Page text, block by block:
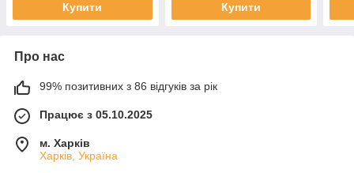
Купити Купити
Про нас
99% позитивних з 86 відгуків за рік
Працює з 05.10.2025
м. Харків
Харків, Україна